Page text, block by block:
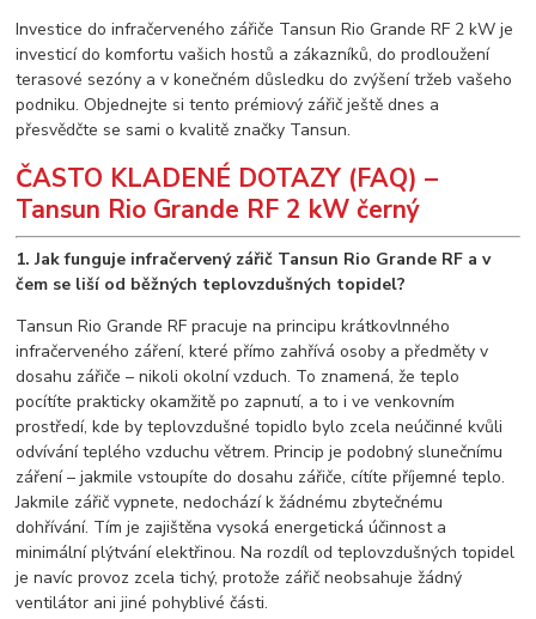
Investice do infračerveného zářiče Tansun Rio Grande RF 2 kW je
investicí do komfortu vašich hostů a zákazníků, do prodloužení
terasové sezóny a v konečném důsledku do zvýšení tržeb vašeho
podniku. Objednejte si tento prémiový zářič ještě dnes a
přesvědčte se sami o kvalitě značky Tansun.
ČASTO KLADENÉ DOTAZY (FAQ) –
Tansun Rio Grande RF 2 kW černý
1. Jak funguje infračervený zářič Tansun Rio Grande RF a v
čem se liší od běžných teplovzdušných topidel?
Tansun Rio Grande RF pracuje na principu krátkovlnného
infračerveného záření, které přímo zahřívá osoby a předměty v
dosahu zářiče – nikoli okolní vzduch. To znamená, že teplo
pocítíte prakticky okamžitě po zapnutí, a to i ve venkovním
prostředí, kde by teplovzdušné topidlo bylo zcela neúčinné kvůli
odvívání teplého vzduchu větrem. Princip je podobný slunečnímu
záření – jakmile vstoupíte do dosahu zářiče, cítíte příjemné teplo.
Jakmile zářič vypnete, nedochází k žádnému zbytečnému
dohřívání. Tím je zajištěna vysoká energetická účinnost a
minimální plýtvání elektřinou. Na rozdíl od teplovzdušných topidel
je navíc provoz zcela tichý, protože zářič neobsahuje žádný
ventilátor ani jiné pohyblivé části.